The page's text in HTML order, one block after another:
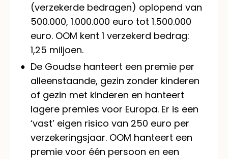
(verzekerde bedragen) oplopend van
500.000, 1.000.000 euro tot 1.500.000
euro. OOM kent 1 verzekerd bedrag:
1,25 miljoen.
De Goudse hanteert een premie per
alleenstaande, gezin zonder kinderen
of gezin met kinderen en hanteert
lagere premies voor Europa. Er is een
‘vast’ eigen risico van 250 euro per
verzekeringsjaar. OOM hanteert een
premie voor één persoon en een